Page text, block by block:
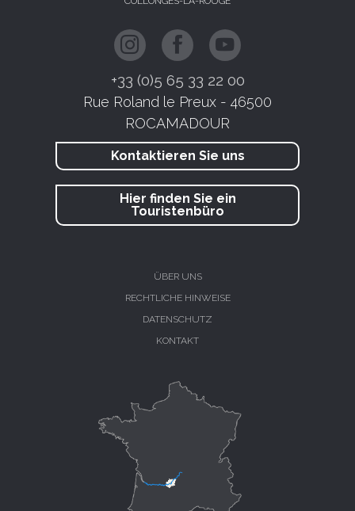
+33 (0)5 65 33 22 00
Rue Roland le Preux - 46500
ROCAMADOUR
Kontaktieren Sie uns
Hier finden Sie ein
Touristenbüro
ÜBER UNS
RECHTLICHE HINWEISE
DATENSCHUTZ
KONTAKT